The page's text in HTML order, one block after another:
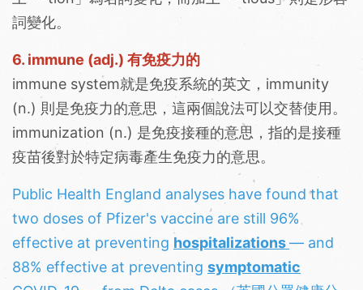
詞變化。
6. immune (adj.) 有免疫力的
immune system就是免疫系統的英文，immunity
(n.) 則是免疫力的意思，這兩個說法可以交替使用。
immunization (n.) 是免疫接種的意思，指的是接種
疫苗後對於特定病毒產生免疫力的意思。
Public Health England analyses have found that
two doses of Pfizer's vaccine are still 96%
effective at preventing hospitalizations— and
88% effective at preventing symptomatic